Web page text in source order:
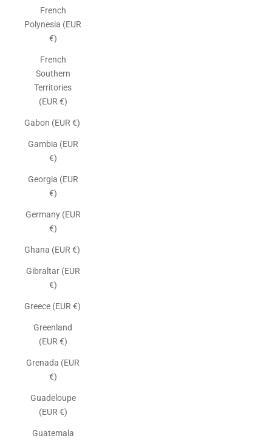
French
Polynesia (EUR
€)
French
Southern
Territories
(EUR €)
Gabon (EUR €)
Gambia (EUR
€)
Georgia (EUR
€)
Germany (EUR
€)
Ghana (EUR €)
Gibraltar (EUR
€)
Greece (EUR €)
Greenland
(EUR €)
Grenada (EUR
€)
Guadeloupe
(EUR €)
Guatemala